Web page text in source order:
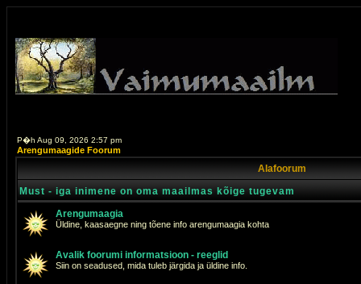
P�h Aug 09, 2026 2:57 pm
Arengumaagide Foorum
Alafoorum
Must - iga inimene on oma maailmas kõige tugevam
Arengumaagia
Üldine, kaasaegne ning tõene info arengumaagia kohta
Avalik foorumi informatsioon - reeglid
Siin on seadused, mida tuleb järgida ja üldine info.